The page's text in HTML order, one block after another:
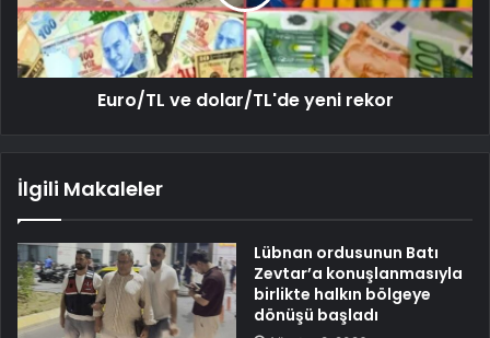
Euro/TL ve dolar/TL'de yeni rekor
İlgili Makaleler
Lübnan ordusunun Batı
Zevtar’a konuşlanmasıyla
birlikte halkın bölgeye
dönüşü başladı